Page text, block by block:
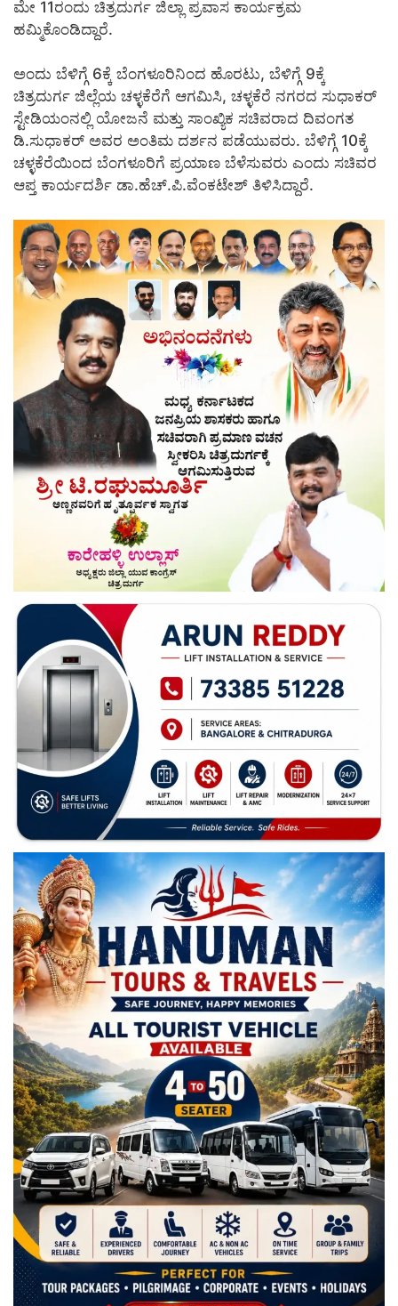
ಮೇ 11ರಂದು ಚಿತ್ರದುರ್ಗ ಜಿಲ್ಲಾ ಪ್ರವಾಸ ಕಾರ್ಯಕ್ರಮ
ಹಮ್ಮಿಕೊಂಡಿದ್ದಾರೆ.
ಅಂದು ಬೆಳಿಗ್ಗೆ 6ಕ್ಕೆ ಬೆಂಗಳೂರಿನಿಂದ ಹೊರಟು, ಬೆಳಿಗ್ಗೆ 9ಕ್ಕೆ
ಚಿತ್ರದುರ್ಗ ಜಿಲ್ಲೆಯ ಚಳ್ಳಕೆರೆಗೆ ಆಗಮಿಸಿ, ಚಳ್ಳಕೆರೆ ನಗರದ ಸುಧಾಕರ್
ಸ್ಟೇಡಿಯಂನಲ್ಲಿ ಯೋಜನೆ ಮತ್ತು ಸಾಂಖ್ಯಿಕ ಸಚಿವರಾದ ದಿವಂಗತ
ಡಿ.ಸುಧಾಕರ್ ಅವರ ಅಂತಿಮ ದರ್ಶನ ಪಡೆಯುವರು. ಬೆಳಿಗ್ಗೆ 10ಕ್ಕೆ
ಚಳ್ಳಕೆರೆಯಿಂದ ಬೆಂಗಳೂರಿಗೆ ಪ್ರಯಾಣ ಬೆಳೆಸುವರು ಎಂದು ಸಚಿವರ
ಆಪ್ತ ಕಾರ್ಯದರ್ಶಿ ಡಾ.ಹೆಚ್.ಪಿ.ವೆಂಕಟೇಶ್ ತಿಳಿಸಿದ್ದಾರೆ.